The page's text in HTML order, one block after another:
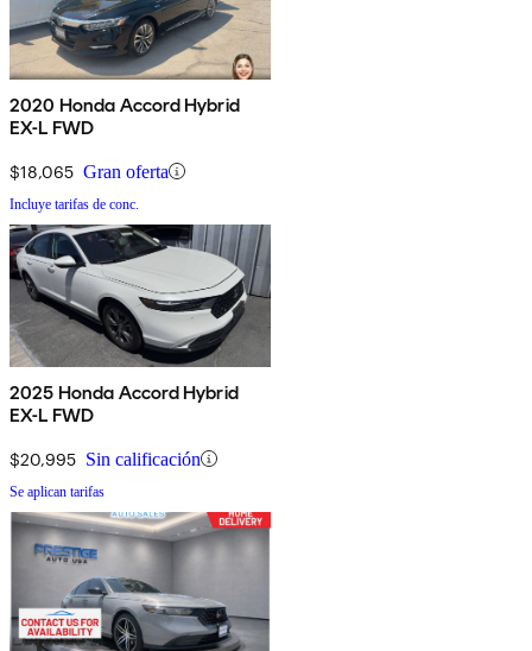
2020 Honda Accord Hybrid
EX-L FWD
$18,065 Gran oferta
Incluye tarifas de conc.
2025 Honda Accord Hybrid
EX-L FWD
$20,995 Sin calificación
Se aplican tarifas